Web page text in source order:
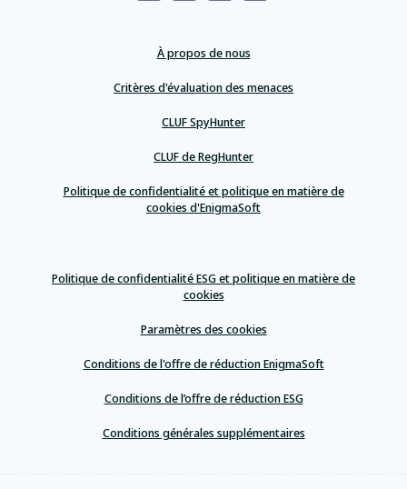
À propos de nous
Critères d'évaluation des menaces
CLUF SpyHunter
CLUF de RegHunter
Politique de confidentialité et politique en matière de
cookies d'EnigmaSoft
Politique de confidentialité ESG et politique en matière de
cookies
Paramètres des cookies
Conditions de l'offre de réduction EnigmaSoft
Conditions de l’offre de réduction ESG
Conditions générales supplémentaires